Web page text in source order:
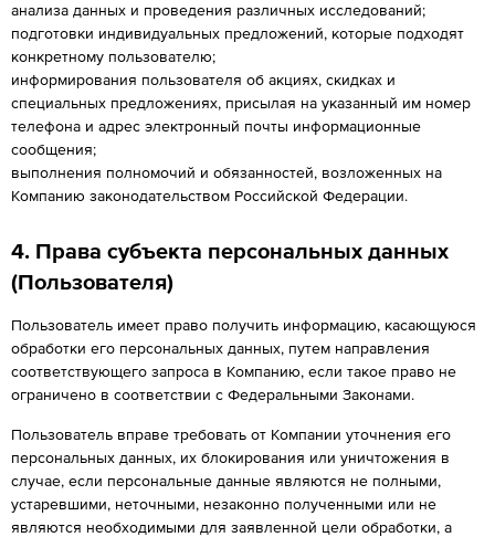
анализа данных и проведения различных исследований;
подготовки индивидуальных предложений, которые подходят
конкретному пользователю;
информирования пользователя об акциях, скидках и
специальных предложениях, присылая на указанный им номер
телефона и адрес электронный почты информационные
сообщения;
выполнения полномочий и обязанностей, возложенных на
Компанию законодательством Российской Федерации.
4. Права субъекта персональных данных
(Пользователя)
Пользователь имеет право получить информацию, касающуюся
обработки его персональных данных, путем направления
соответствующего запроса в Компанию, если такое право не
ограничено в соответствии с Федеральными Законами.
Пользователь вправе требовать от Компании уточнения его
персональных данных, их блокирования или уничтожения в
случае, если персональные данные являются не полными,
устаревшими, неточными, незаконно полученными или не
являются необходимыми для заявленной цели обработки, а